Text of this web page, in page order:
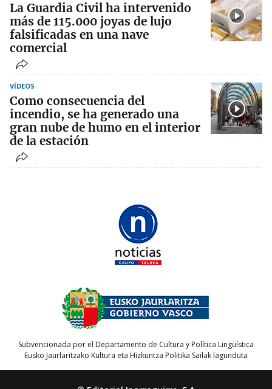
La Guardia Civil ha intervenido
más de 115.000 joyas de lujo
falsificadas en una nave
comercial
VÍDEOS
Como consecuencia del
incendio, se ha generado una
gran nube de humo en el interior
de la estación
Subvencionada por el Departamento de Cultura y Política Lingüística
Eusko Jaurlaritzako Kultura eta Hizkuntza Politika Sailak lagunduta